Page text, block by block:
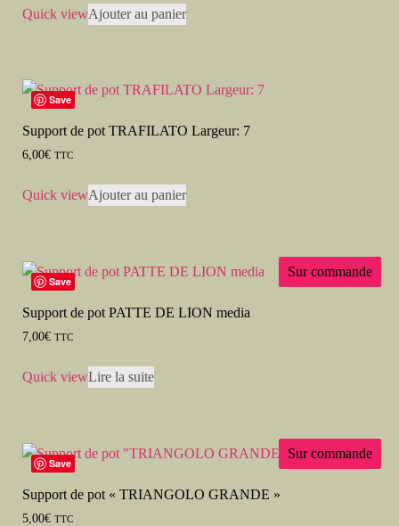
Quick viewAjouter au panier
Save
Support de pot TRAFILATO Largeur: 7
6,00€ TTC
Quick viewAjouter au panier
Save
Sur commande
Support de pot PATTE DE LION media
7,00€ TTC
Quick viewLire la suite
Save
Sur commande
Support de pot « TRIANGOLO GRANDE »
5,00€ TTC